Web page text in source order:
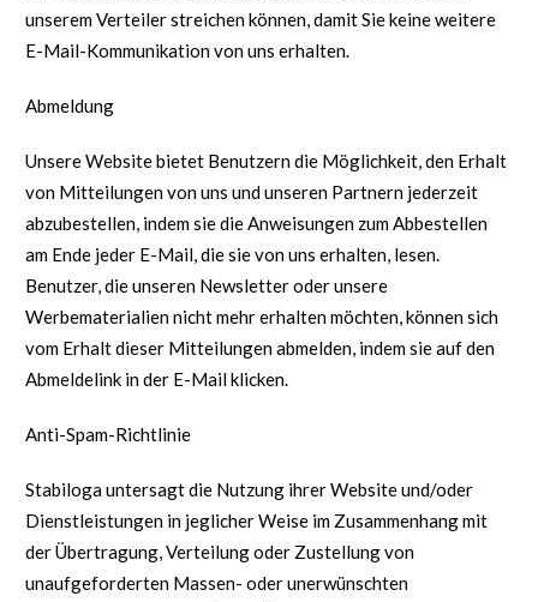
unserem Verteiler streichen können, damit Sie keine weitere
E-Mail-Kommunikation von uns erhalten.
Abmeldung
Unsere Website bietet Benutzern die Möglichkeit, den Erhalt
von Mitteilungen von uns und unseren Partnern jederzeit
abzubestellen, indem sie die Anweisungen zum Abbestellen
am Ende jeder E-Mail, die sie von uns erhalten, lesen.
Benutzer, die unseren Newsletter oder unsere
Werbematerialien nicht mehr erhalten möchten, können sich
vom Erhalt dieser Mitteilungen abmelden, indem sie auf den
Abmeldelink in der E-Mail klicken.
Anti-Spam-Richtlinie
Stabiloga untersagt die Nutzung ihrer Website und/oder
Dienstleistungen in jeglicher Weise im Zusammenhang mit
der Übertragung, Verteilung oder Zustellung von
unaufgeforderten Massen- oder unerwünschten